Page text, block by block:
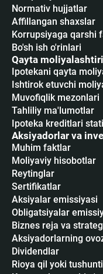
Normativ hujjatlar
Affillangan shaxslar
Korrupsiyaga qarshi
Bo'sh ish o'rinlari
Qayta
Ipotekani qayta
Ishtirok etuvchi
Muvofiqlik mezonlari
Tahliliy ma'lumotlar
Ipoteka kreditlari
Aksiyadorlar va
Muhim faktlar
Moliyaviy hisobotlar
Reytinglar
Sertifikatlar
Аksiyalar emissiyasi
Obligatsiyalar
Biznes reja va
Aksiyadorlarning
Dividendlar
Rioya qil yoki